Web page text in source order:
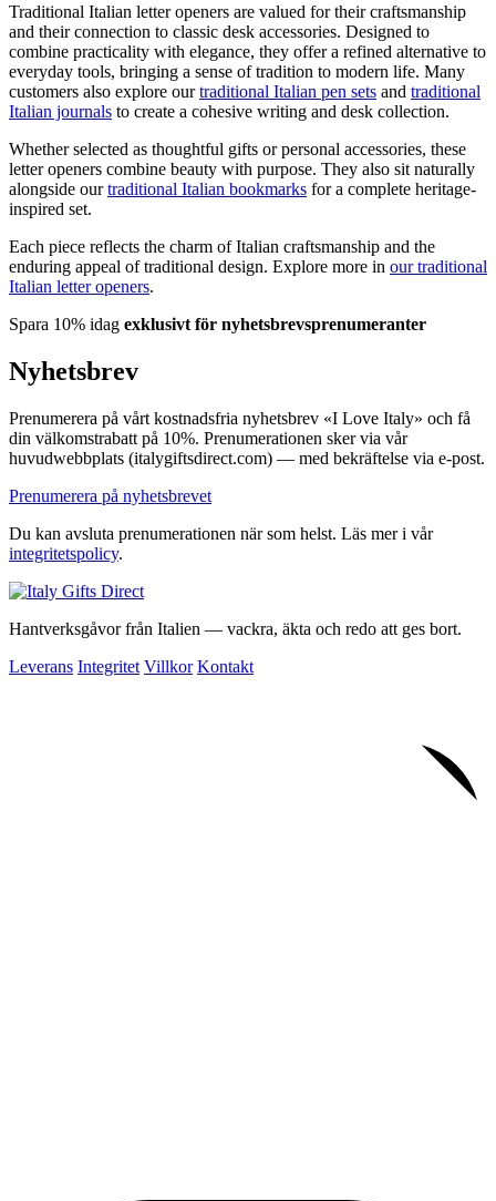
Traditional Italian letter openers are valued for their craftsmanship
and their connection to classic desk accessories. Designed to
combine practicality with elegance, they offer a refined alternative to
everyday tools, bringing a sense of tradition to modern life. Many
customers also explore ourtraditional Italian pen sets and traditional
Italian journals to create a cohesive writing and desk collection.
Whether selected as thoughtful gifts or personal accessories, these
letter openers combine beauty with purpose. They also sit naturally
alongside ourtraditional Italian bookmarks for a complete heritage-
inspired set.
Each piece reflects the charm of Italian craftsmanship and the
enduring appeal of traditional design. Explore more in our traditional
Italian letter openers.
Spara 10% idag exklusivt för nyhetsbrevsprenumeranter
Nyhetsbrev
Prenumerera på vårt kostnadsfria nyhetsbrev «I Love Italy» och få
din välkomstrabatt på 10%. Prenumerationen sker via vår
huvudwebbplats (italygiftsdirect.com) — med bekräftelse via e-post.
Prenumerera på nyhetsbrevet
Du kan avsluta prenumerationen när som helst. Läs mer i vår
integritetspolicy.
Hantverksgåvor från Italien — vackra, äkta och redo att ges bort.
Leverans Integritet Villkor Kontakt